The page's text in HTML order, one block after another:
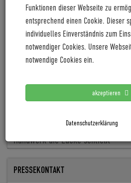
Funktionen dieser Webseite zu
entsprechend einen Cookie. Dieser
individuelles Einverständnis zum
notwendiger Cookies. Unsere
notwendige Cookies ein.
akzeptieren
Datenschutzerklärung
LETZTE PRESSEMITTEILUNGEN
Coboc blickt mit positiver
Cyclingworld Europe expands its
Cyclingworld Europe baut
Fachkräfte fehlen, Aufträge nicht:
Handwerk die Lücke schließt
PRESSEKONTAKT